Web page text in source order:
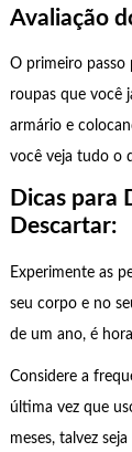
Avaliação
O primeiro passo
roupas que você
armário e
você veja tudo o
Dicas para
Descartar:
Experimente as
seu corpo e no
de um ano, é
Considere a
última vez que
meses, talvez